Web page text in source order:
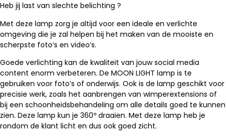
Heb jij last van slechte belichting ?
Met deze lamp zorg je altijd voor een ideale en verlichte
omgeving die je zal helpen bij het maken van de mooiste en
scherpste foto’s en video’s.
Goede verlichting kan de kwaliteit van jouw social media
content enorm verbeteren. De MOON LIGHT lamp is te
gebruiken voor foto’s of onderwijs. Ook is de lamp geschikt voor
precisie werk, zoals het aanbrengen van wimperextensions of
bij een schoonheidsbehandeling om alle details goed te kunnen
zien. Deze lamp kun je 360º draaien. Met deze lamp heb je
rondom de klant licht en dus ook goed zicht.